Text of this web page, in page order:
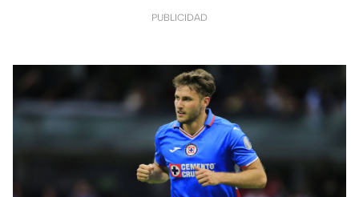
PUBLICIDAD